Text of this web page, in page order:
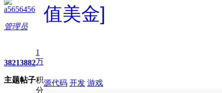
a5656456
管理员
3821
主题
3882
帖子
1
万
积
分
值美金]
源代码 开发 游戏